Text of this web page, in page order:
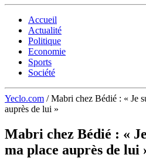
Accueil
Actualité
Politique
Economie
Sports
Société
Yeclo.com / Mabri chez Bédié : « Je
auprès de lui »
Mabri chez Bédié : «
ma place auprès de lui